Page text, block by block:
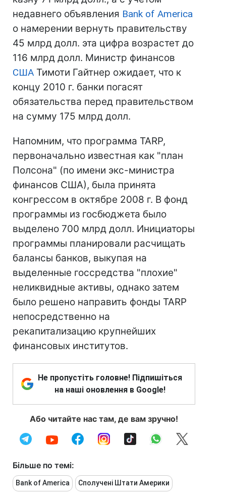
недавнего объявления Bank of America
о намерении вернуть правительству
45 млрд долл. эта цифра возрастет до
116 млрд долл. Министр финансов
США Тимоти Гайтнер ожидает, что к
концу 2010 г. банки погасят
обязательства перед правительством
на сумму 175 млрд долл.
Напомним, что программа TARP,
первоначально известная как "план
Полсона" (по имени экс-министра
финансов США), была принята
конгрессом в октябре 2008 г. В фонд
программы из госбюджета было
выделено 700 млрд долл. Инициаторы
программы планировали расчищать
балансы банков, выкупая на
выделенные госсредства "плохие"
неликвидные активы, однако затем
было решено направить фонды TARP
непосредственно на
рекапитализацию крупнейших
финансовых институтов.
Не пропустіть головне! Підпишіться
на наші оновлення в Google!
Або читайте нас там, де вам зручно!
Більше по темі:
Bank of America Сполучені Штати Америки